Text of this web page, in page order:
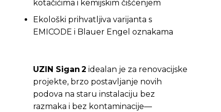
kotačićima i kemijskim čišćenjem
Ekološki prihvatljiva varijanta s
EMICODE i Blauer Engel oznakama
UZIN Sigan 2 idealan je za renovacijske
projekte, brzo postavljanje novih
podova na staru instalaciju bez
razmaka i bez kontaminacije—